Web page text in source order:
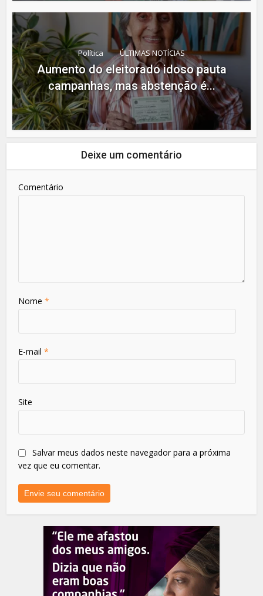
Política ÚLTIMAS NOTÍCIAS
Aumento do eleitorado idoso pauta
campanhas, mas abstenção é...
Deixe um comentário
Comentário
Nome*
E-mail*
Site
Salvar meus dados neste navegador para a próxima
vez que eu comentar.